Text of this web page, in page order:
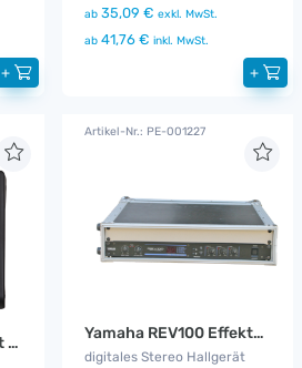
+
ab 35,09 € exkl. MwSt.
ab 41,76 € inkl. MwSt.
+
RCF 16 Kanal Mixer mit MP3 Player
Artikel-Nr.: PE-001227
Yamaha REV100 Effektgerät
digitales Stereo Hallgerät